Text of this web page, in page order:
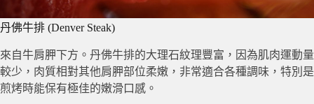
丹佛牛排 (Denver Steak)
來自牛肩胛下方。丹佛牛排的大理石紋理豐富，因為肌肉運動量
較少，肉質相對其他肩胛部位柔嫩，非常適合各種調味，特別是
煎烤時能保有極佳的嫩滑口感。